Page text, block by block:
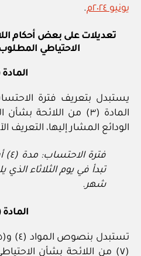
يونيو ٢٠٢٤م
.
الاحتياطي
المادة
يستبدل بتعريف فترة
المادة (٣) من اللائحة
الودائع المشار إليها، التعريف
تبدأ في يوم الثلاثاء الذي
شهر.
المادة
(٧) من اللائحة بشأن